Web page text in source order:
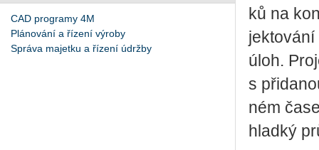
CAD programy 4M
Plánování a řízení výroby
Správa majetku a řízení údržby
ků na
úloh.
s
ném
hlad­ký